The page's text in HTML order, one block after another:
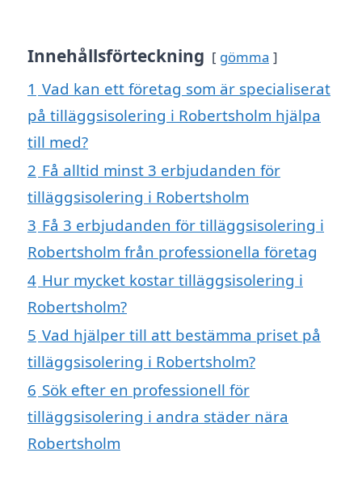
Innehållsförteckning gömma
1 Vad kan ett företag som är specialiserat
på tilläggsisolering i Robertsholm hjälpa
till med?
2 Få alltid minst 3 erbjudanden för
tilläggsisolering i Robertsholm
3 Få 3 erbjudanden för tilläggsisolering i
Robertsholm från professionella företag
4 Hur mycket kostar tilläggsisolering i
Robertsholm?
5 Vad hjälper till att bestämma priset på
tilläggsisolering i Robertsholm?
6 Sök efter en professionell för
tilläggsisolering i andra städer nära
Robertsholm